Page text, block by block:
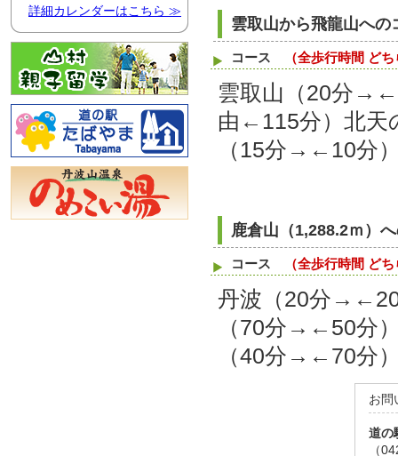
雲取山から飛龍山への
コース （全歩行時間 ど
雲取山（20分
由←115分）北天
（15分→←10分
鹿倉山（1,288.2ｍ）
コース （全歩行時間 ど
丹波（20分
（70分→←50分
（40分→←70分
お問
道
（